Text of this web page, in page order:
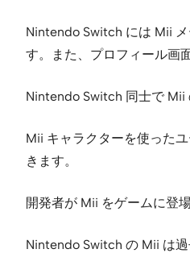
Nintendo Switch には Mii
す。また、プロフィール画
Nintendo Switch 同士で Mii
Mii キャラクターを使った
きます。
開発者が Mii をゲームに登
Nintendo Switch の Mii は